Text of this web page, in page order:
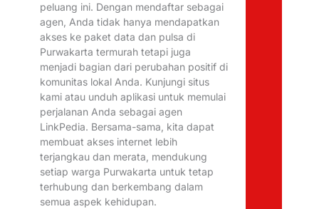
peluang ini. Dengan mendaftar sebagai
agen, Anda tidak hanya mendapatkan
akses ke paket data dan pulsa di
Purwakarta termurah tetapi juga
menjadi bagian dari perubahan positif di
komunitas lokal Anda. Kunjungi situs
kami atau unduh aplikasi untuk memulai
perjalanan Anda sebagai agen
LinkPedia. Bersama-sama, kita dapat
membuat akses internet lebih
terjangkau dan merata, mendukung
setiap warga Purwakarta untuk tetap
terhubung dan berkembang dalam
semua aspek kehidupan.